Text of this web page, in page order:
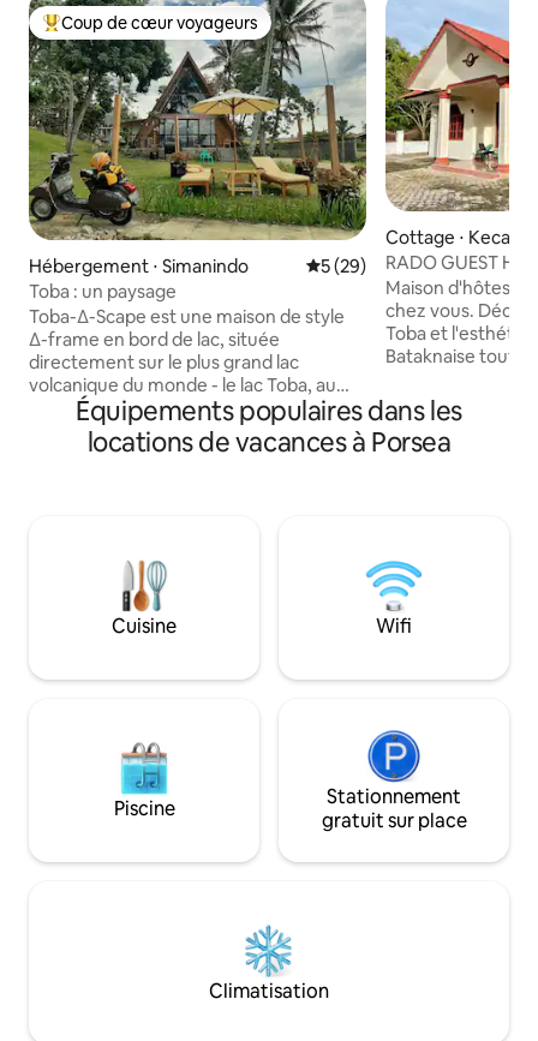
Coups de cœur voyageurs les plus appréciés
Coup de cœur voyageurs
Hébergement ⋅ Simanindo Évaluation moyenne sur la
5 (29)
Toba : un paysage
Toba-∆-Scape est une maison de style
∆-frame en bord de lac, située
directement sur le plus grand lac
volcanique du monde - le lac Toba, au
nord de Sumatra, en Indonésie. La
maison fait partie de Pondok Ganda, un
hébergement de style 10 pièces situé
promenade de 120 m au bord du lac. La
maison est livrée avec toutes les
commodités, tout comme ce que vous
souhaitez pour votre propre maison. Le
est quelque chose que vous ne
Cottage ⋅
uran
RADO GUEST
confortable au
Maison d'hôtes
chez vous. Découvrez la beauté du lac
Toba et
Bataknaise tout
4 chambres. La maison d'hôtes Rado est
située sur la côte
Parbaba) et à
maison est bien
chambres
privée.
Équipements populaires dans les
locations de vacances à Porsea
Cuisine Wifi
Piscine
Stationnement
gratuit sur place
Climatisation